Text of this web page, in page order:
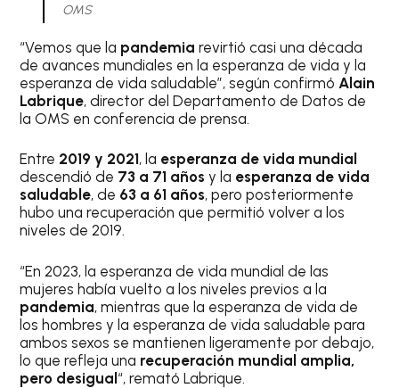
OMS
“Vemos que la pandemia revirtió casi una década
de avances mundiales en la esperanza de vida y la
esperanza de vida saludable”, según confirmó Alain
Labrique, director del Departamento de Datos de
la OMS en conferencia de prensa.
Entre 2019 y 2021, la esperanza de vida mundial
descendió de 73 a 71 años y la esperanza de vida
saludable, de 63 a 61 años, pero posteriormente
hubo una recuperación que permitió volver a los
niveles de 2019.
“En 2023, la esperanza de vida mundial de las
mujeres había vuelto a los niveles previos a la
pandemia, mientras que la esperanza de vida de
los hombres y la esperanza de vida saludable para
ambos sexos se mantienen ligeramente por debajo,
lo que refleja una recuperación mundial amplia,
pero desigual“, remató Labrique.